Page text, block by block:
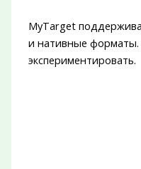
MyTarget
и нативные форматы.
экспериментировать.